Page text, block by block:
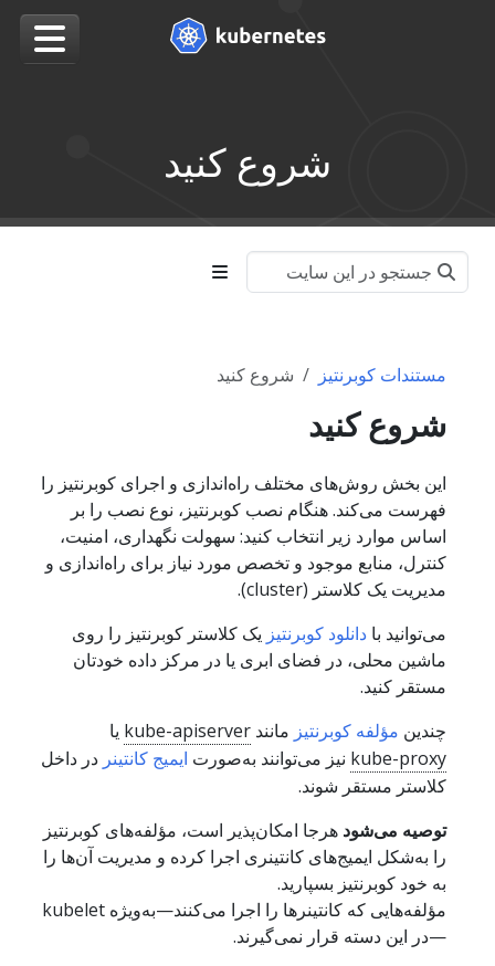
شروع کنید
مستندات کوبرنتیز شروع کنید
شروع کنید
این بخش روش‌های مختلف راه‌اندازی و اجرای کوبرنتیز را
فهرست می‌کند. هنگام نصب کوبرنتیز، نوع نصب را بر
اساس موارد زیر انتخاب کنید: سهولت نگهداری، امنیت،
کنترل، منابع موجود و تخصص مورد نیاز برای راه‌اندازی و
مدیریت یک کلاستر (cluster).
می‌توانید با دانلود کوبرنتیز یک کلاستر کوبرنتیز را روی
ماشین محلی، در فضای ابری یا در مرکز داده خودتان
مستقر کنید.
چندین مؤلفه کوبرنتیز مانند kube-apiserver یا
kube-proxy نیز می‌توانند به‌صورت ایمیج کانتینر در داخل
کلاستر مستقر شوند.
توصیه می‌شود هرجا امکان‌پذیر است، مؤلفه‌های کوبرنتیز
را به‌شکل ایمیج‌های کانتینری اجرا کرده و مدیریت آن‌ها را
به خود کوبرنتیز بسپارید.
مؤلفه‌هایی که کانتینرها را اجرا می‌کنند—به‌ویژه kubelet
—در این دسته قرار نمی‌گیرند.